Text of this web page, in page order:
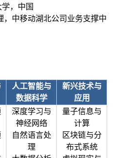
，中国
，中移动湖北公司业务支撑中
人工智能与
数据科学
新兴技术与
应用
深度学习与
神经网络
自然语言处
理
量子信息与
计算
区块链与分
布式系统